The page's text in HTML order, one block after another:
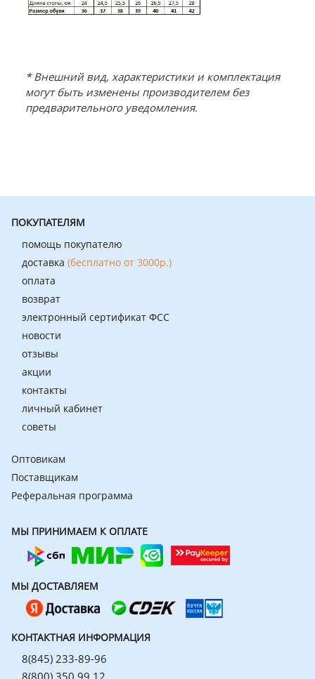
* Внешний вид, характеристики и комплектация
могут быть изменены производителем без
предварительного уведомления.
ПОКУПАТЕЛЯМ
помощь покупателю
доставка (бесплатно от 3000р.)
оплата
возврат
электронный сертификат ФСС
новости
отзывы
акции
контакты
личный кабинет
советы
Оптовикам
Поставщикам
Реферальная программа
МЫ ПРИНИМАЕМ К ОПЛАТЕ
МЫ ДОСТАВЛЯЕМ
КОНТАКТНАЯ ИНФОРМАЦИЯ
8(845) 233-89-96